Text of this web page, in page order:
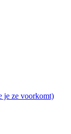
je ze voorkomt)